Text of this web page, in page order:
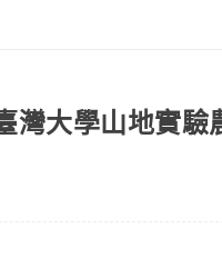
信洽詢。
別針對來回車趟做額外
灣大學山地實